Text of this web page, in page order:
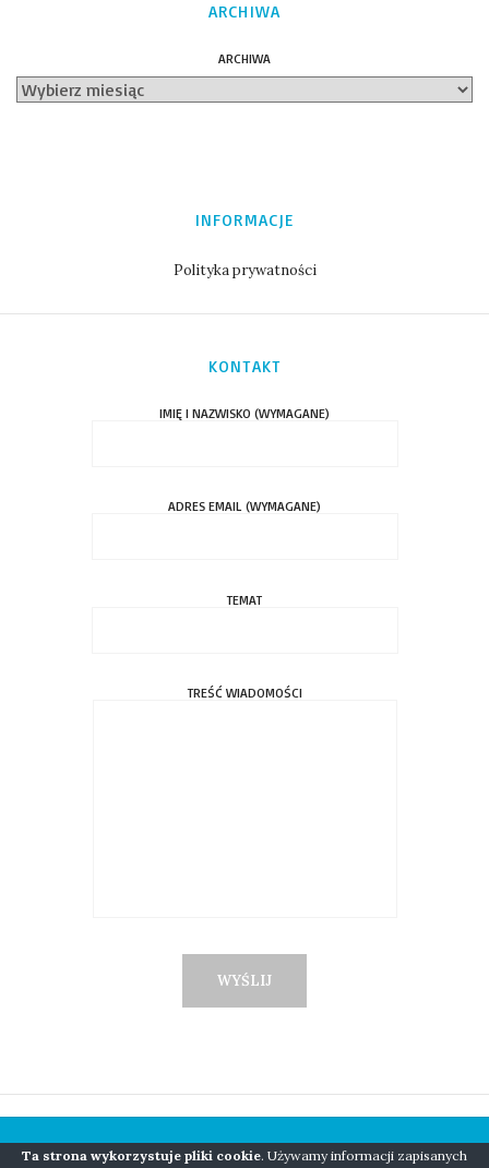
ARCHIWA
ARCHIWA
INFORMACJE
Polityka prywatności
KONTAKT
IMIĘ I NAZWISKO (WYMAGANE)
ADRES EMAIL (WYMAGANE)
TEMAT
TREŚĆ WIADOMOŚCI
Ta strona wykorzystuje pliki cookie. Używamy informacji zapisanych